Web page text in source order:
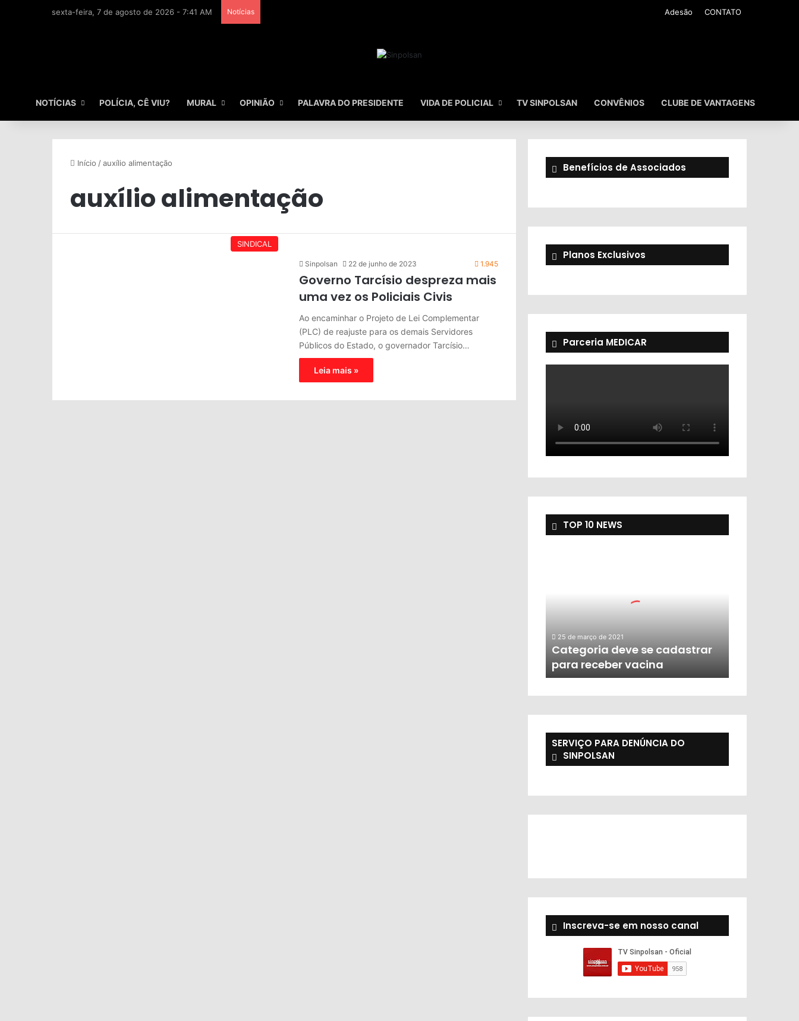
sexta-feira, 7 de agosto de 2026 - 7:41 AM Notícias Adesão CONTATO
NOTÍCIAS POLÍCIA, CÊ VIU? MURAL OPINIÃO PALAVRA DO PRESIDENTE VIDA DE POLICIAL TV SINPOLSAN CONVÊNIOS CLUBE DE VANTAGENS
Início /auxílio alimentação
auxílio alimentação
SINDICAL
Sinpolsan 22 de junho de 2023 1.945
Governo Tarcísio despreza mais
uma vez os Policiais Civis
Ao encaminhar o Projeto de Lei Complementar
(PLC) de reajuste para os demais Servidores
Públicos do Estado, o governador Tarcísio…
Leia mais »
Benefícios de Associados
Planos Exclusivos
Parceria MEDICAR
TOP 10 NEWS
25 de março de 2021
Categoria deve se cadastrar
para receber vacina
SERVIÇO PARA DENÚNCIA DO
SINPOLSAN
Inscreva-se em nosso canal